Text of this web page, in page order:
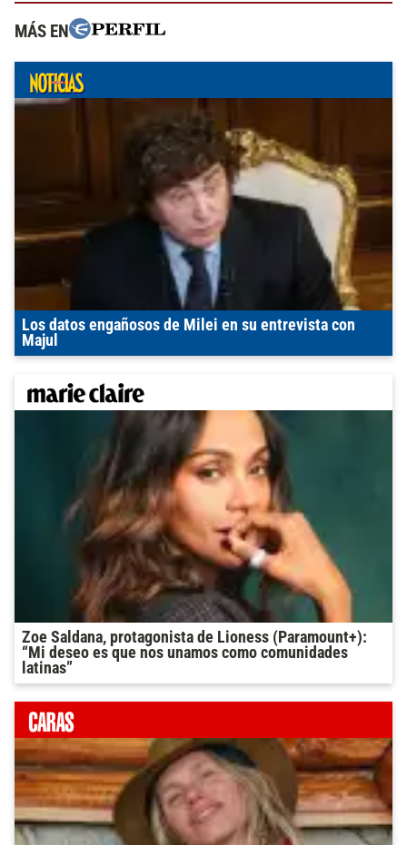
MÁS EN
Los datos engañosos de Milei en su entrevista con
Majul
Zoe Saldana, protagonista de Lioness (Paramount+):
“Mi deseo es que nos unamos como comunidades
latinas”